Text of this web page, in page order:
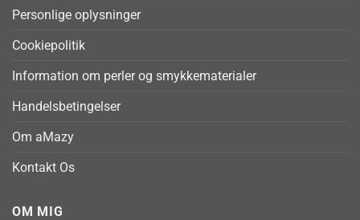
Personlige oplysninger
Cookiepolitik
Information om perler og smykkematerialer
Handelsbetingelser
Om aMazy
Kontakt Os
OM MIG